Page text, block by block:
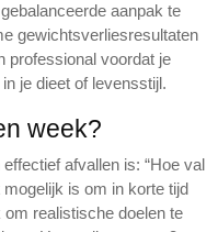
aanpak te
gewichtsverliesresultaten
professional voordat je
je dieet of levensstijl.
week?
afvallen is: “Hoe val
is om in korte tijd
realistische doelen te